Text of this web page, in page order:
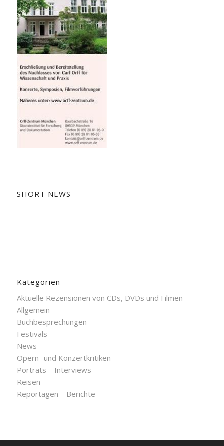
SHORT NEWS
Kategorien
Aktuelle Rezensionen von CDs, DVDs und Filmen
Allgemein
Buchbesprechungen
Festivals
News
Opern- und Konzertkritiken
Porträts – Interviews
Reisen
Reportagen – Berichte